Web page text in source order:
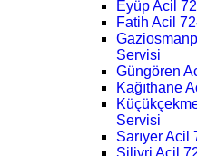
Eyüp Acil
Fatih Acil
Servisi
Güngören
Kağıthane
Servisi
Sarıyer
Silivri Acil